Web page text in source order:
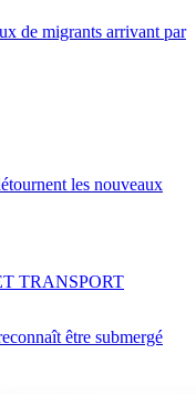
de migrants arrivant par
les nouveaux
être submergé
TRANSPORT